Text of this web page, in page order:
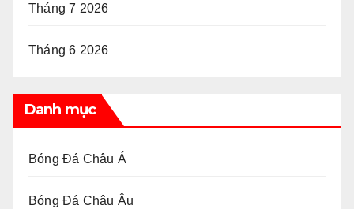
Tháng 7 2026
Tháng 6 2026
Danh mục
Bóng Đá Châu Á
Bóng Đá Châu Âu